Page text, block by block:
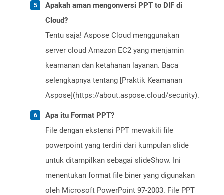
Apakah aman mengonversi PPT to DIF di
Cloud?
Tentu saja! Aspose Cloud menggunakan
server cloud Amazon EC2 yang menjamin
keamanan dan ketahanan layanan. Baca
selengkapnya tentang [Praktik Keamanan
Aspose](https://about.aspose.cloud/security).
Apa itu Format PPT?
File dengan ekstensi PPT mewakili file
powerpoint yang terdiri dari kumpulan slide
untuk ditampilkan sebagai slideShow. Ini
menentukan format file biner yang digunakan
oleh Microsoft PowerPoint 97-2003. File PPT